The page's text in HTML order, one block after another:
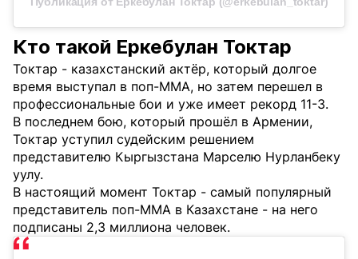
Кто такой Еркебулан Токтар
Токтар - казахстанский актёр, который долгое
время выступал в поп-MMA, но затем перешел в
профессиональные бои и уже имеет рекорд 11-3.
В последнем бою, который прошёл в Армении,
Токтар уступил судейским решением
представителю Кыргызстана Марселю Нурланбеку
уулу.
В настоящий момент Токтар - самый популярный
представитель поп-MMA в Казахстане - на него
подписаны 2,3 миллиона человек.